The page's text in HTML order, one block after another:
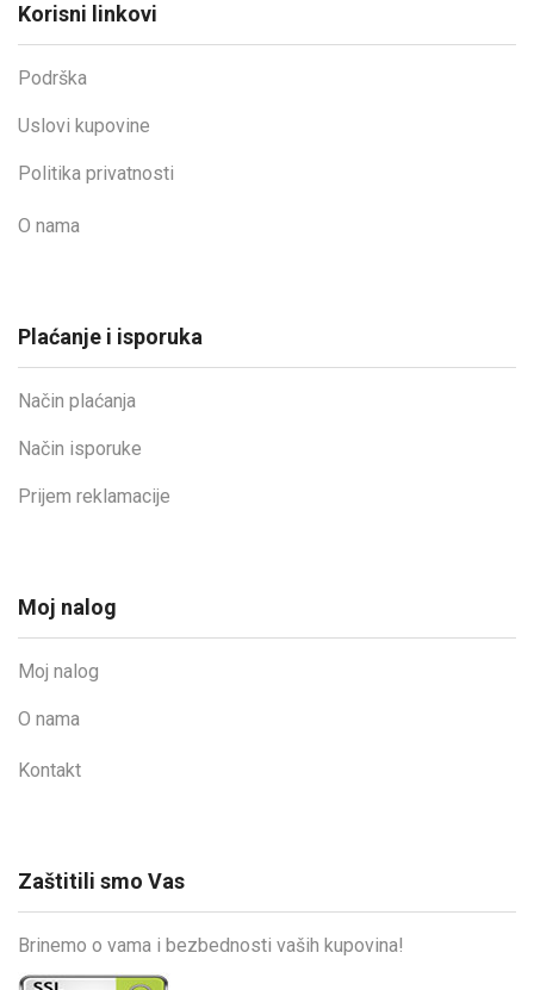
Korisni linkovi
Podrška
Uslovi kupovine
Politika privatnosti
O nama
Plaćanje i isporuka
Način plaćanja
Način isporuke
Prijem reklamacije
Moj nalog
Moj nalog
O nama
Kontakt
Zaštitili smo Vas
Brinemo o vama i bezbednosti vaših kupovina!